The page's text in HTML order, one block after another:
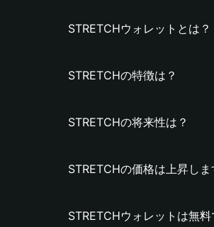
STRETCHウォレットとは？
STRETCHの特徴は？
STRETCHの将来性は？
STRETCHの価格は上昇しま
STRETCHウォレットは無料